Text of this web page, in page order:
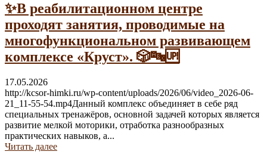
✨В реабилитационном центре
проходят занятия, проводимые на
многофункциональном развивающем
комплексе «Круст». 🎲🔤🆙
17.05.2026
http://kcsor-himki.ru/wp-content/uploads/2026/06/video_2026-06-
21_11-55-54.mp4Данный комплекс объединяет в себе ряд
специальных тренажёров, основной задачей которых является
развитие мелкой моторики, отработка разнообразных
практических навыков, а...
Читать далее